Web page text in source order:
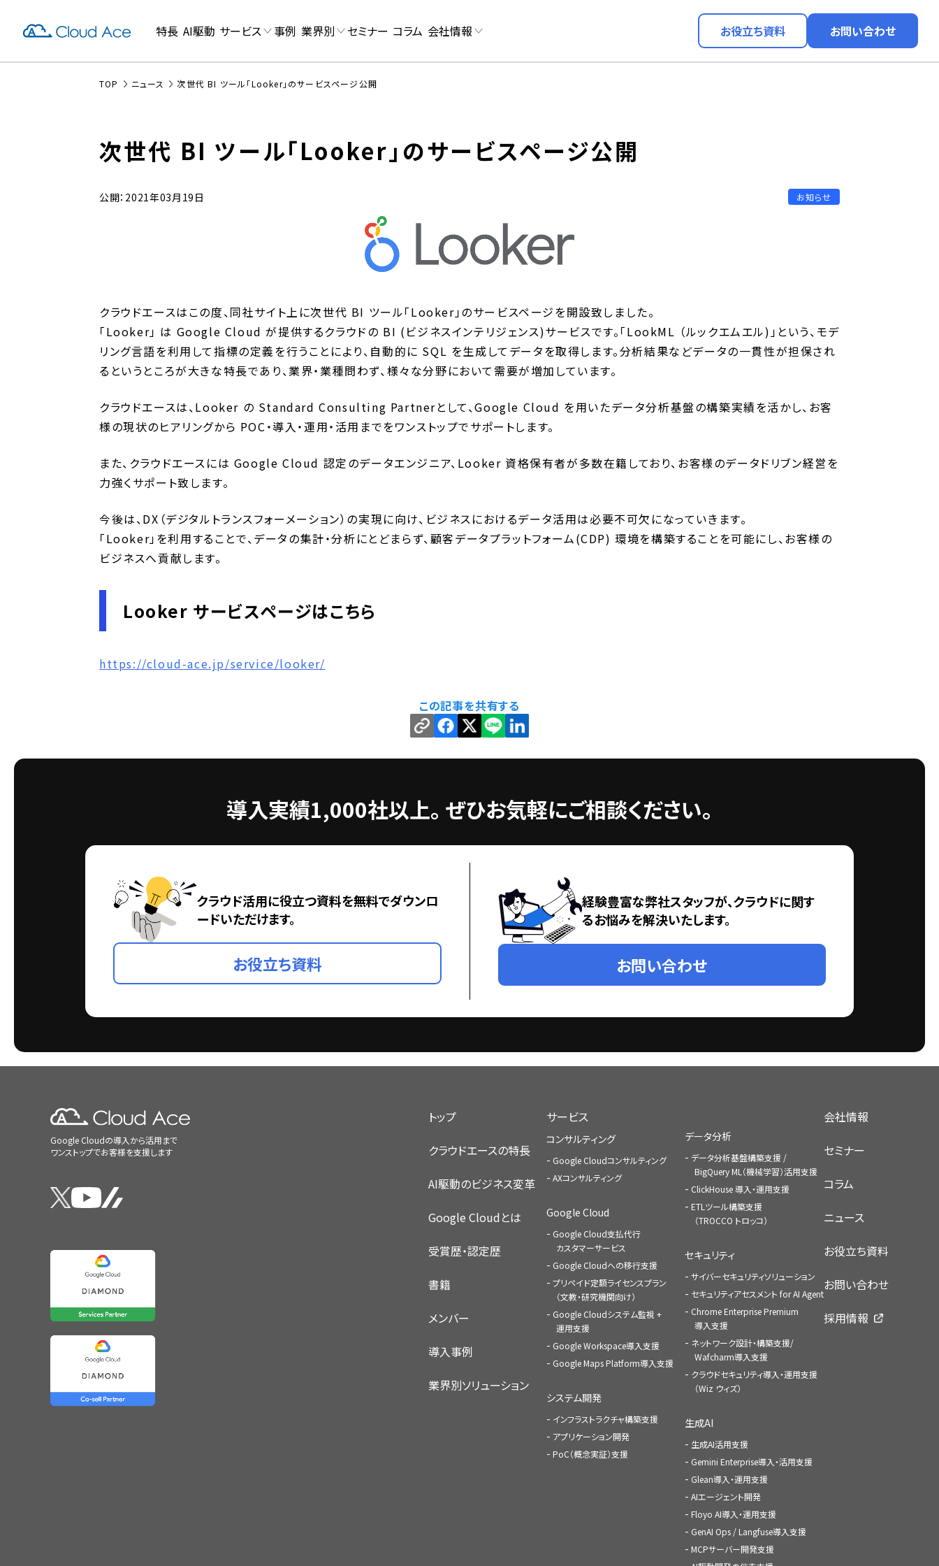
特長 AI駆動 サービス 事例 業界別 セミナー コラム 会社情報 お役立ち資料 お問い合わせ
TOP ニュース 次世代 BI ツール「Looker」のサービスページ公開
次世代 BI ツール「Looker」のサービスページ公開
公開：2021年03月19日 お知らせ
クラウドエースはこの度、同社サイト上に次世代 BI ツール「Looker」のサービスページを開設致しました。
「Looker」 は Google Cloud が提供するクラウドの BI (ビジネスインテリジェンス)サービスです。「LookML （ルックエムエル)」という、モデ
リング言語を利用して指標の定義を行うことにより、自動的に SQL を生成してデータを取得します。分析結果などデータの一貫性が担保され
るというところが大きな特長であり、業界・業種問わず、様々な分野において需要が増加しています。
クラウドエースは、Looker の Standard Consulting Partnerとして、Google Cloud を用いたデータ分析基盤の構築実績を活かし、お客
様の現状のヒアリングから POC・導入・運用・活用までをワンストップでサポートします。
また、クラウドエースには Google Cloud 認定のデータエンジニア、Looker 資格保有者が多数在籍しており、お客様のデータドリブン経営を
力強くサポート致します。
今後は、DX（デジタルトランスフォーメーション）の実現に向け、ビジネスにおけるデータ活用は必要不可欠になっていきます。
「Looker」を利用することで、データの集計・分析にとどまらず、顧客データプラットフォーム(CDP) 環境を構築することを可能にし、お客様の
ビジネスへ貢献します。
Looker サービスページはこちら
https://cloud-ace.jp/service/looker/
この記事を共有する
導入実績1,000社以上。 ぜひお気軽にご相談ください。
クラウド活用に役立つ資料を無料でダウンロ
ードいただけます。
お役立ち資料
経験豊富な弊社スタッフが、クラウドに関す
るお悩みを解決いたします。
お問い合わせ
Google Cloudの導入から活用まで
ワンストップでお客様を支援します
トップ
クラウドエースの特長
AI駆動のビジネス変革
Google Cloudとは
受賞歴・認定歴
書籍
メンバー
導入事例
業界別ソリューション
サービス
コンサルティング
Google Cloudコンサルティング
AXコンサルティング
Google Cloud
Google Cloud支払代行
カスタマーサービス
Google Cloudへの移行支援
プリペイド定額ライセンスプラン
（文教・研究機関向け）
Google Cloudシステム監視 +
運用支援
Google Workspace導入支援
Google Maps Platform導入支援
システム開発
インフラストラクチャ構築支援
アプリケーション開発
PoC（概念実証）支援
データ分析
データ分析基盤構築支援 /
BigQuery ML（機械学習）活用支援
ClickHouse 導入・運用支援
ETLツール構築支援
（TROCCO トロッコ）
セキュリティ
サイバーセキュリティソリューション
セキュリティアセスメント for AI Agent
Chrome Enterprise Premium
導入支援
ネットワーク設計・構築支援/
Wafcharm導入支援
クラウドセキュリティ導入・運用支援
（Wiz ウィズ）
生成AI
生成AI活用支援
Gemini Enterprise導入・活用支援
Glean導入・運用支援
AIエージェント開発
Floyo AI導入・運用支援
GenAI Ops / Langfuse導入支援
MCPサーバー開発支援
会社情報
セミナー
コラム
ニュース
お役立ち資料
お問い合わせ
採用情報